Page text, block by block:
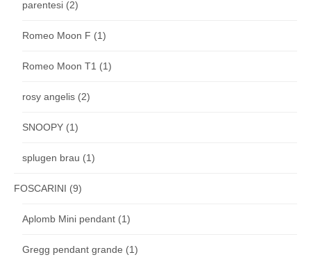
parentesi (2)
Romeo Moon F (1)
Romeo Moon T1 (1)
rosy angelis (2)
SNOOPY (1)
splugen brau (1)
FOSCARINI (9)
Aplomb Mini pendant (1)
Gregg pendant grande (1)